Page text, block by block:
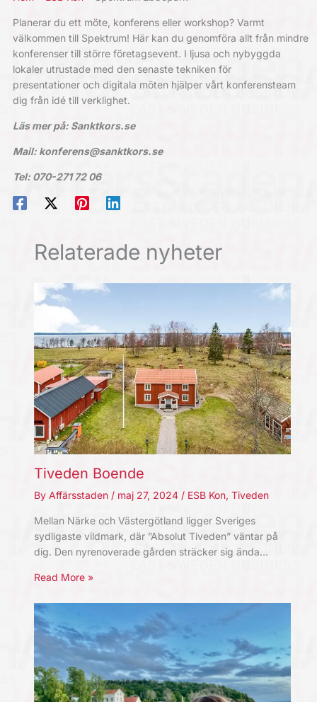
Planerar du ett möte, konferens eller workshop? Varmt
välkommen till Spektrum! Här kan du genomföra allt från mindre
konferenser till större företagsevent. I ljusa och nybyggda
lokaler utrustade med den senaste tekniken för
presentationer och digitala möten hjälper vårt konferensteam
dig från idé till verklighet.
Läs mer på: Sanktkors.se
Mail: konferens@sanktkors.se
Tel: 070-271 72 06
Relaterade nyheter
Tiveden Boende
By Affärsstaden / maj 27, 2024 / ESB Kon, Tiveden
Mellan Närke och Västergötland ligger Sveriges
sydligaste vildmark, där ”Absolut Tiveden” väntar på
dig. Den nyrenoverade gården sträcker sig ända…
Read More »